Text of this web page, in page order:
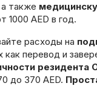
также
1000 AED в год.
расходы на
как перевод и
резидента
до 370 AED.